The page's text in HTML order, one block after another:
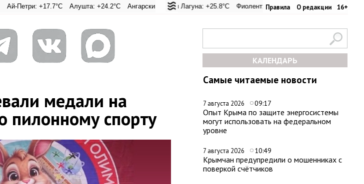
Правила О редакции 16+
Адмиральская Лагуна: +25.8°C Фиолент: +26.4°C Казачья бухта: +26.2°C Херсонес:
Алушта: +24.2°C Ангарский перевал: +20.6°C Евпатория: +25.8°C Керчь: +33.4°C Никитский сад: +23.9°C
КАЛЕНДАРЬ
Самые читаемые новости
7 августа 2026 09:17
Опыт Крыма по защите энергосистемы
могут использовать на федеральном
уровне
7 августа 2026 10:49
Крымчан предупредили о мошенниках с
поверкой счётчиков
медали на
пилонному спорту